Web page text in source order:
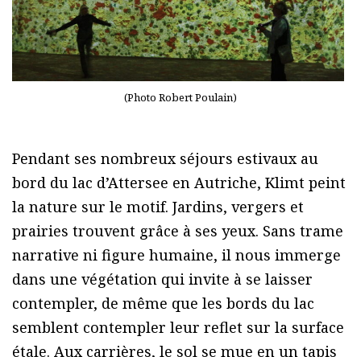
(Photo Robert Poulain)
Pendant ses nombreux séjours estivaux au
bord du lac d’Attersee en Autriche, Klimt peint
la nature sur le motif. Jardins, vergers et
prairies trouvent grâce à ses yeux. Sans trame
narrative ni figure humaine, il nous immerge
dans une végétation qui invite à se laisser
contempler, de même que les bords du lac
semblent contempler leur reflet sur la surface
étale. Aux carrières, le sol se mue en un tapis